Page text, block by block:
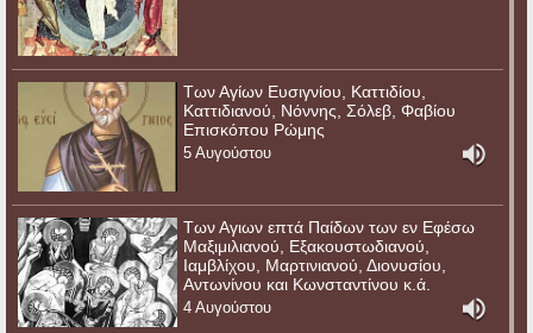
Των Αγίων Ευσιγνίου, Καττιδίου,
Καττιδιανού, Νόννης, Σόλεβ, Φαβίου
Επισκόπου Ρώμης
5 Αυγούστου
Των Αγιων επτά Παίδων των εν Εφέσω
Μαξιμιλιανού, Εξακουστωδιανού,
Ιαμβλίχου, Μαρτινιανού, Διονυσίου,
Αντωνίνου και Κωνσταντίνου κ.ά.
4 Αυγούστου